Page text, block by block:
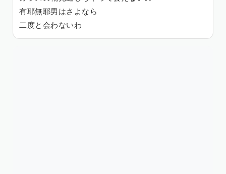
有耶無耶男はさよなら
二度と会わないわ